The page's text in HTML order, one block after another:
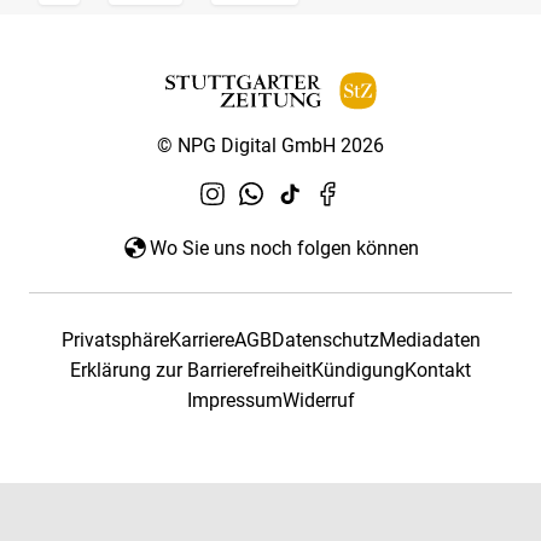
© NPG Digital GmbH 2026
Wo Sie uns noch folgen können
PrivatsphäreKarriereAGBDatenschutzMediadaten
Erklärung zur BarrierefreiheitKündigungKontakt
ImpressumWiderruf